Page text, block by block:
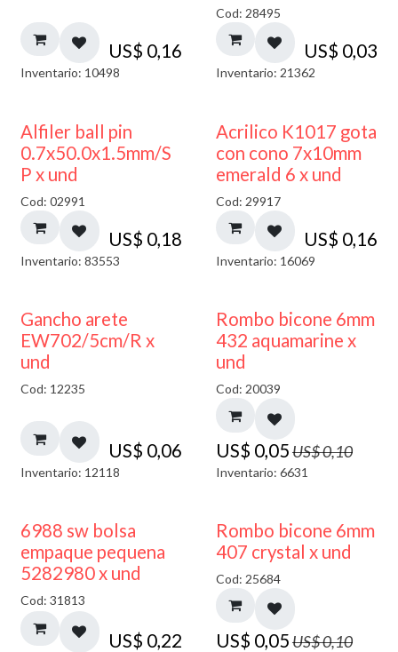
US$ 0,16
Inventario: 10498
Cod: 28495
US$ 0,03
Inventario: 21362
Alfiler ball pin
0.7x50.0x1.5mm/S
P x und
Cod: 02991
US$ 0,18
Inventario: 83553
Acrilico K1017 gota
con cono 7x10mm
emerald 6 x und
Cod: 29917
US$ 0,16
Inventario: 16069
Gancho arete
EW702/5cm/R x
und
Cod: 12235
US$ 0,06
Inventario: 12118
50% DESCUENTO
Rombo bicone 6mm
432 aquamarine x
und
Cod: 20039
US$ 0,05US$0,10
Inventario: 6631
6988 sw bolsa
empaque pequena
5282980 x und
Cod: 31813
US$ 0,22
50% DESCUENTO
Rombo bicone 6mm
407 crystal x und
Cod: 25684
US$ 0,05US$0,10